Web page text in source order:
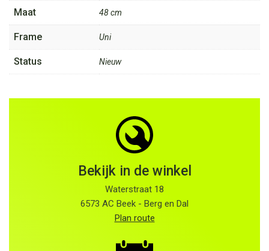
Maat 48 cm
Frame Uni
Status Nieuw
Bekijk in de winkel
Waterstraat 18
6573 AC Beek - Berg en Dal
Plan route